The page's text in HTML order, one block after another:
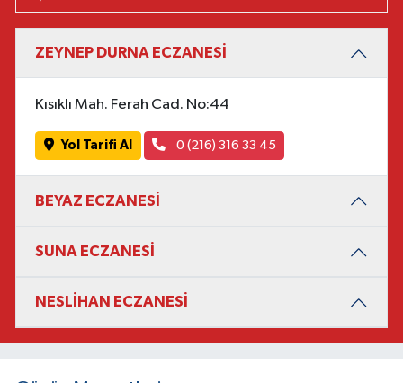
ZEYNEP DURNA ECZANESİ
Kısıklı Mah. Ferah Cad. No:44
Yol Tarifi Al 0 (216) 316 33 45
BEYAZ ECZANESİ
SUNA ECZANESİ
NESLİHAN ECZANESİ